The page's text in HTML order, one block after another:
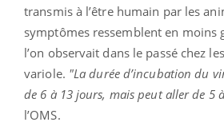
transmis à l’être humain par les
symptômes ressemblent en moins
l’on observait dans le passé chez
variole. "La durée d’incubation du
de 6 à 13 jours, mais peut aller de 5
l’OMS.